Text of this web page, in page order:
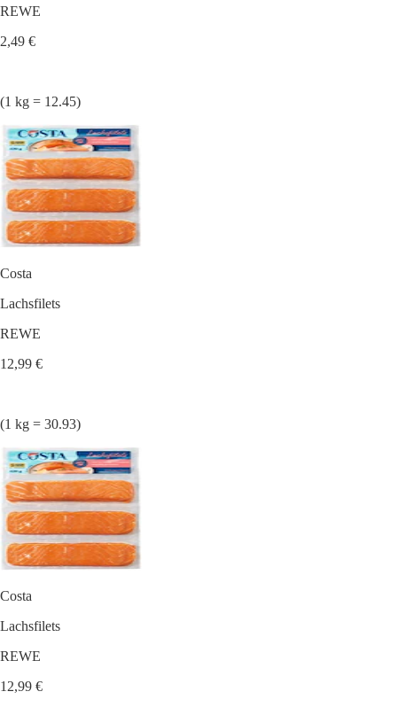
REWE
2,49 €
(1 kg = 12.45)
Costa
Lachsfilets
REWE
12,99 €
(1 kg = 30.93)
Costa
Lachsfilets
REWE
12,99 €